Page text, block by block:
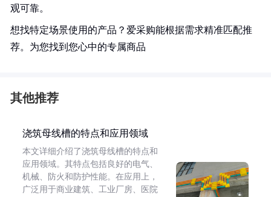
观可靠。
想找特定场景使用的产品？爱采购能根据需求精准匹配推
荐。为您找到您心中的专属商品
其他推荐
浇筑母线槽的特点和应用领域
本文详细介绍了浇筑母线槽的特点和
应用领域。其特点包括良好的电气、
机械、防火和防护性能。在应用上，
广泛用于商业建筑、工业厂房、医院